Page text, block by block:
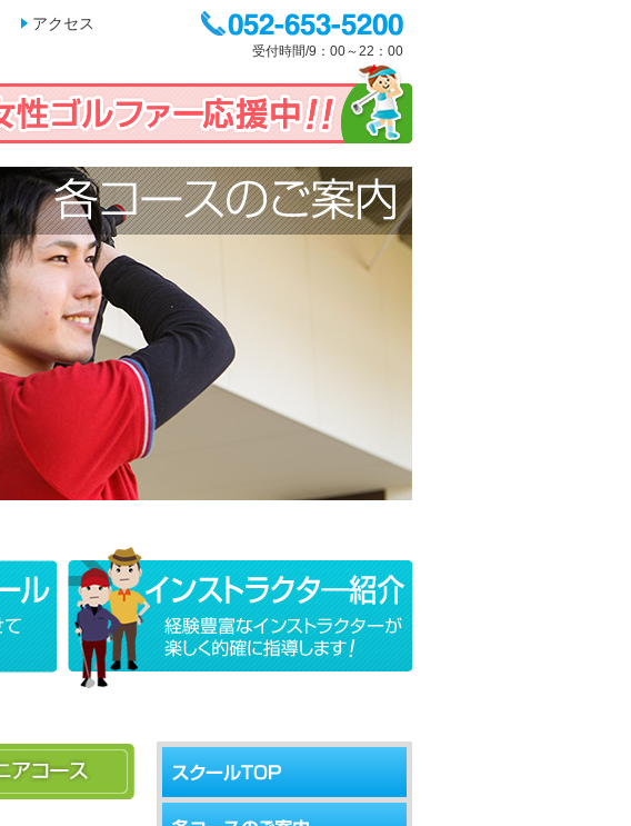
アクセス
受付時間/9：00～22：00